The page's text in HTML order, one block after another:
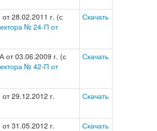
28.02.2011 г. (с
№ 24-П от
Скачать
от 03.06.2009 г. (с
№ 42-П от
Скачать
29.12.2012 г. Скачать
31.05.2012 г. Скачать